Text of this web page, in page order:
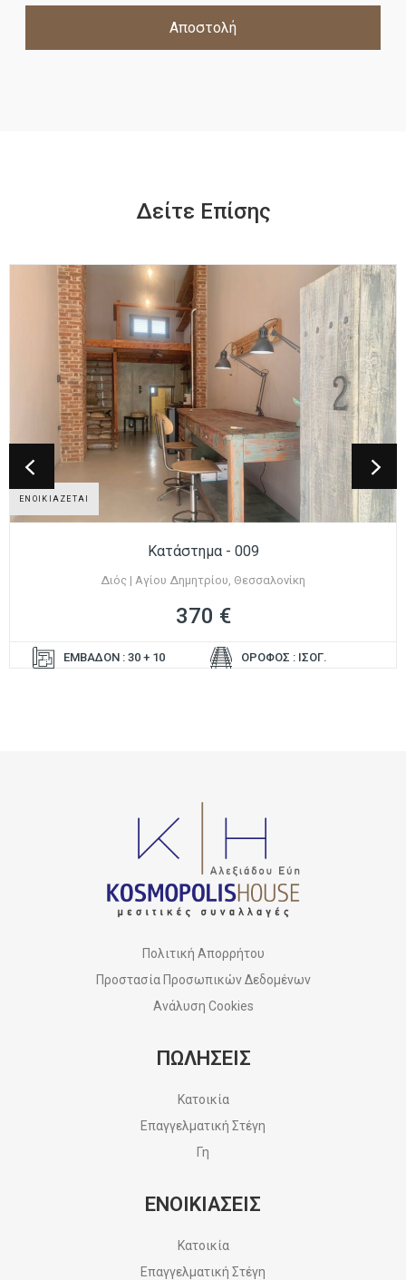
Αποστολή
Δείτε Επίσης
ΕΝΟΙΚΙΑΖΕΤΑΙ
Κατάστημα - 009
Διός | Αγίου Δημητρίου, Θεσσαλονίκη
370 €
ΕΜΒΑΔΟΝ : 30 + 10 ΟΡΟΦΟΣ : ΙΣΟΓ.
Πολιτική Απορρήτου
Προστασία Προσωπικών Δεδομένων
Ανάλυση Cookies
ΠΩΛΗΣΕΙΣ
Κατοικία
Επαγγελματική Στέγη
Γη
ΕΝΟΙΚΙΑΣΕΙΣ
Κατοικία
Επαγγελματική Στέγη